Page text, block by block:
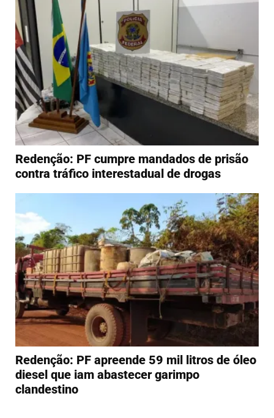
Redenção: PF cumpre mandados de prisão
contra tráfico interestadual de drogas
Redenção: PF apreende 59 mil litros de óleo
diesel que iam abastecer garimpo
clandestino